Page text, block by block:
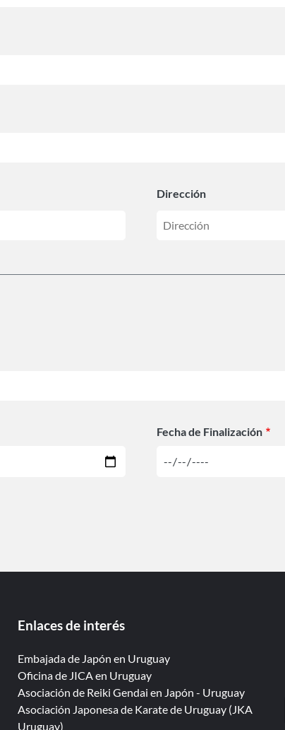
Dirección
Fecha de Finalización
Enlaces de interés
Embajada de Japón en Uruguay
Oficina de JICA en Uruguay
Asociación de Reiki Gendai en Japón - Uruguay
Asociación Japonesa de Karate de Uruguay (JKA
Uruguay)